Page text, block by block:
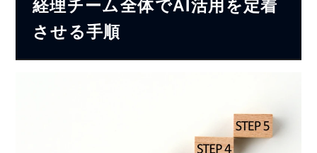
経理チーム全体でAI活用を定着
させる手順